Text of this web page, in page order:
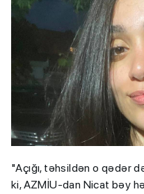
"Açığı, təhsildən o qədər
ki, AZMİU-dan Nicat bəy